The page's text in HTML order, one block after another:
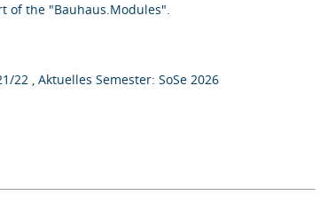
of the "Bauhaus.Modules".
, Aktuelles Semester: SoSe 2026